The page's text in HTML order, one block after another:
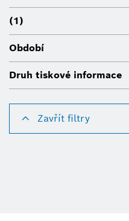
(1)
Období
Druh tiskové informace
Zavřít filtry